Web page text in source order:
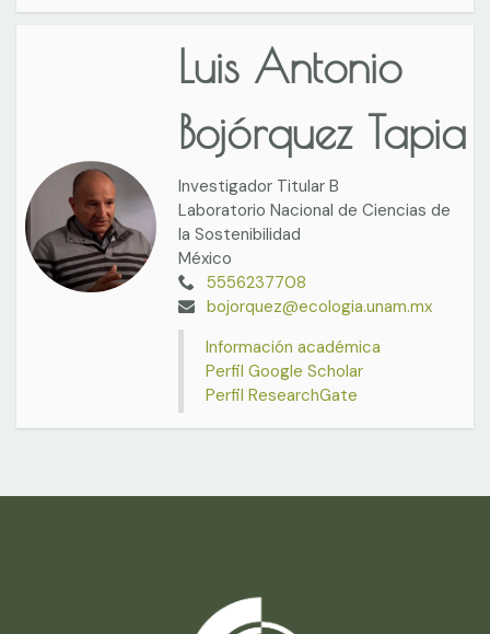
Luis Antonio
Bojórquez Tapia
Investigador Titular B
Laboratorio Nacional de Ciencias de
la Sostenibilidad
México
5556237708
bojorquez@ecologia.unam.mx
Información académica
Perfil Google Scholar
Perfil ResearchGate